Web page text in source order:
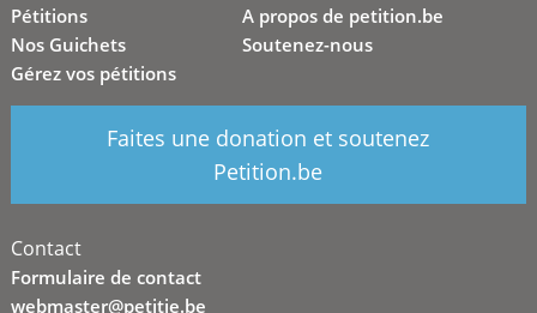
Pétitions
Nos Guichets
Gérez vos pétitions
A propos de petition.be
Soutenez-nous
Faites une donation et soutenez
Petition.be
Contact
Formulaire de contact
webmaster@petitie.be